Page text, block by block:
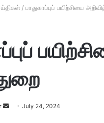
/ பாதுகாப்புப் பயிற்சியை
July 24, 2024